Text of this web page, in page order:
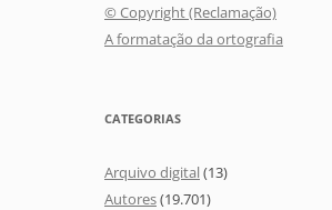
© Copyright (Reclamação)
A formatação da ortografia
CATEGORIAS
Arquivo digital(13)
Autores(19.701)